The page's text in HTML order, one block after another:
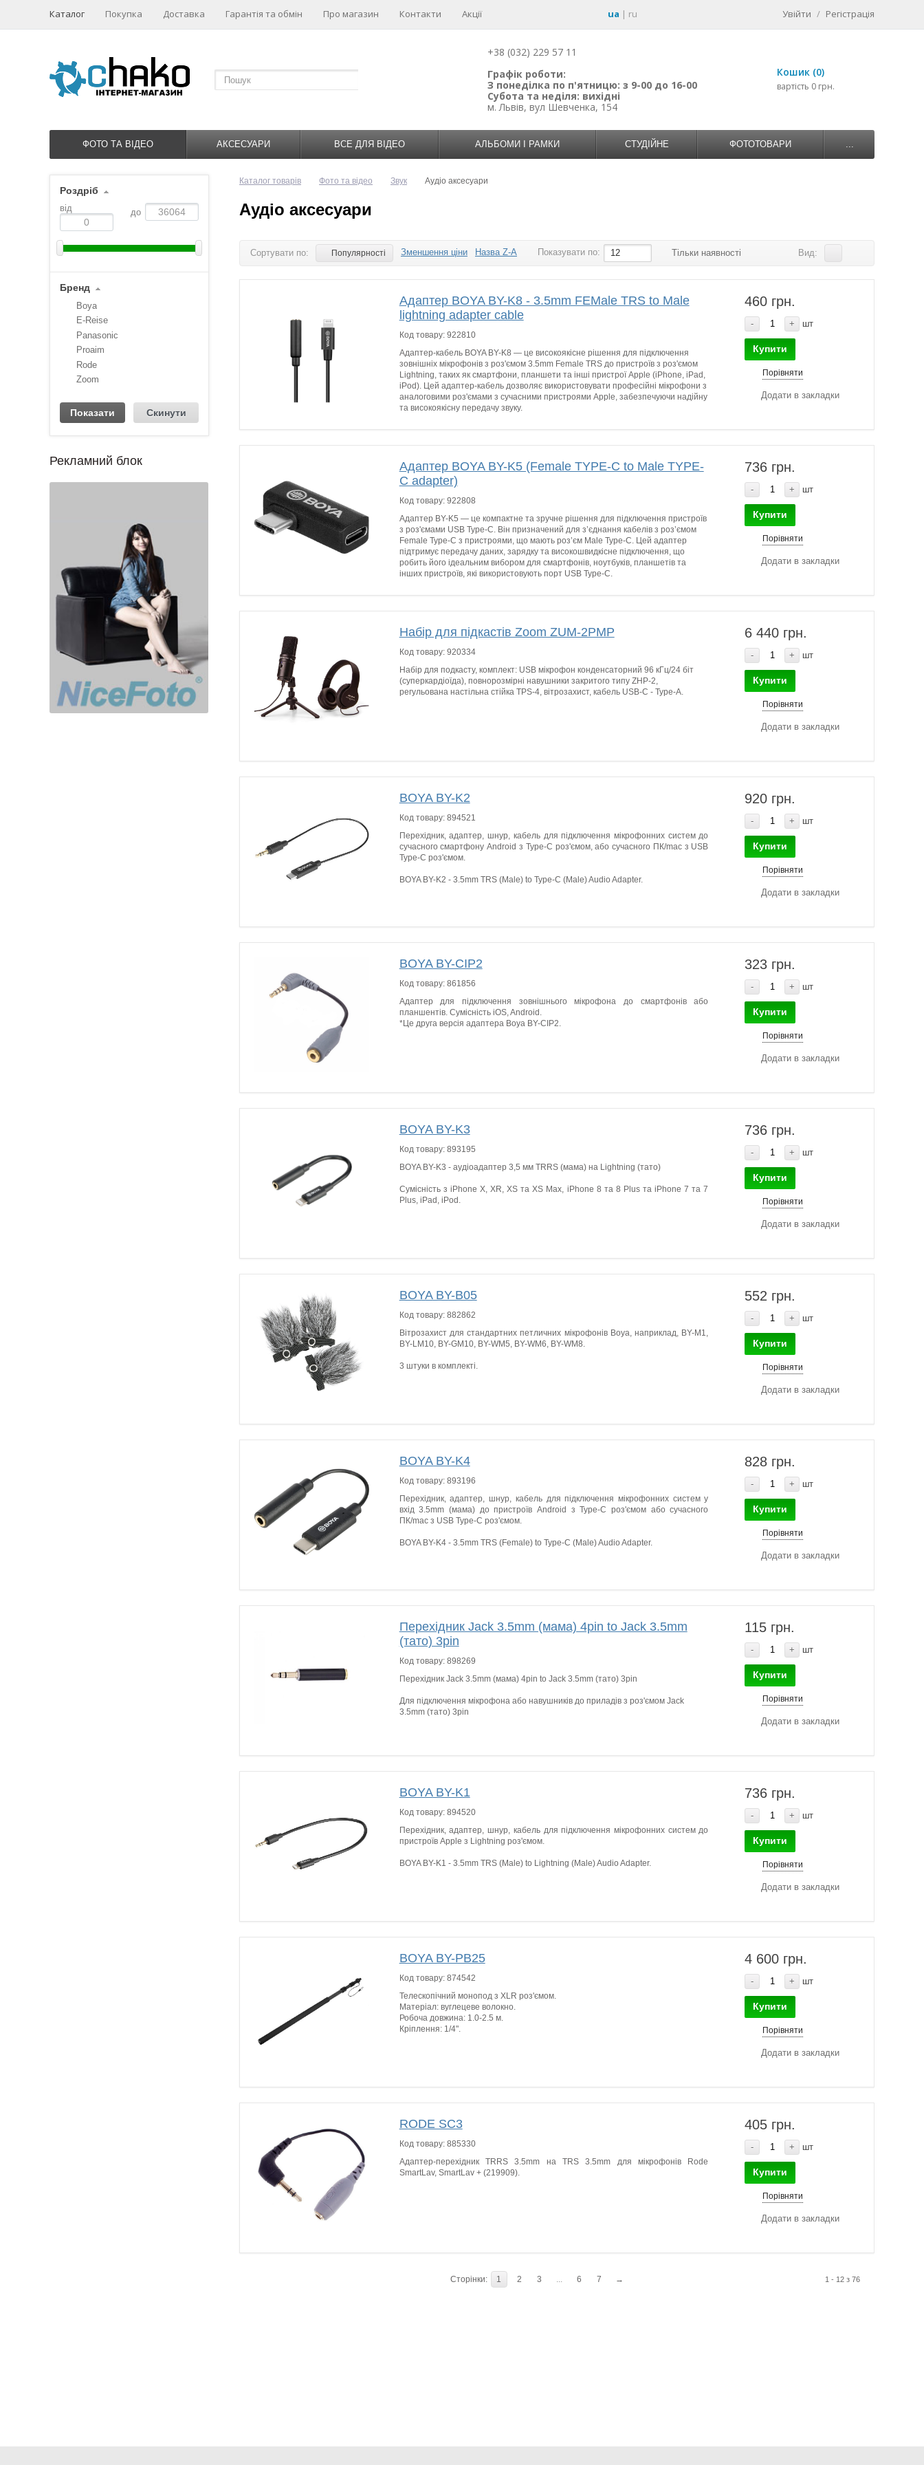
Каталог Покупка Доставка Гарантія та обмін Про магазин Контакти Акції ua | ru Увійти / Регістрація
+38 (032) 229 57 11
Графік роботи:
З понеділка по п'ятницю: з 9-00 до 16-00
Субота та неділя: вихідні
м. Львів, вул Шевченка, 154
Кошик (0)
вартість 0 грн.
ФОТО ТА ВІДЕО АКСЕСУАРИ ВСЕ ДЛЯ ВІДЕО АЛЬБОМИ І РАМКИ СТУДІЙНЕ ФОТОТОВАРИ ...
Роздріб
від до
Бренд
Boya
E-Reise
Panasonic
Proaim
Rode
Zoom
1 2 3 4
Рекламний блок
Каталог товарів Фото та відео Звук Аудіо аксесуари
Аудіо аксесуари
Сортувати по: Популярності Зменшення ціни Назва Z-A Показувати по: 12 Тільки наявності Вид:
Адаптер BOYA BY-K8 - 3.5mm FEMale TRS to Male
lightning adapter cable
Код товару: 922810
Адаптер-кабель BOYA BY-K8 — це високоякісне рішення для підключення
зовнішніх мікрофонів з роз'ємом 3.5mm Female TRS до пристроїв з роз'ємом
Lightning, таких як смартфони, планшети та інші пристрої Apple (iPhone, iPad,
iPod). Цей адаптер-кабель дозволяє використовувати професійні мікрофони з
аналоговими роз'ємами з сучасними пристроями Apple, забезпечуючи надійну
та високоякісну передачу звуку.
460 грн.
- + шт
Купити
Порівняти
Додати в закладки
Адаптер BOYA BY-K5 (Female TYPE-C to Male TYPE-
C adapter)
Код товару: 922808
Адаптер BY-K5 — це компактне та зручне рішення для підключення пристроїв
з роз'ємами USB Type-C. Він призначений для з’єднання кабелів з роз’ємом
Female Type-C з пристроями, що мають роз’єм Male Type-C. Цей адаптер
підтримує передачу даних, зарядку та високошвидкісне підключення, що
робить його ідеальним вибором для смартфонів, ноутбуків, планшетів та
інших пристроїв, які використовують порт USB Type-C.
736 грн.
- + шт
Купити
Порівняти
Додати в закладки
Набір для підкастів Zoom ZUM-2PMP
Код товару: 920334
Набір для подкасту, комплект: USB мікрофон конденсаторний 96 кГц/24 біт
(суперкардіоїда), повнорозмірні навушники закритого типу ZHP-2,
регульована настільна стійка TPS-4, вітрозахист, кабель USB-C - Type-A.
6 440 грн.
- + шт
Купити
Порівняти
Додати в закладки
BOYA BY-K2
Код товару: 894521
Перехідник, адаптер, шнур, кабель для підключення мікрофонних систем до
сучасного смартфону Android з Type-C роз'ємом, або сучасного ПК/mac з USB
Type-C роз'ємом.
BOYA BY-K2 - 3.5mm TRS (Male) to Type-C (Male) Audio Adapter.
920 грн.
- + шт
Купити
Порівняти
Додати в закладки
BOYA BY-CIP2
Код товару: 861856
Адаптер для підключення зовнішнього мікрофона до смартфонів або
планшентів. Сумісність iOS, Android.
*Це друга версія адаптера Boya BY-CIP2.
323 грн.
- + шт
Купити
Порівняти
Додати в закладки
BOYA BY-K3
Код товару: 893195
BOYA BY-K3 - аудіоадаптер 3,5 мм TRRS (мама) на Lightning (тато)
Сумісність з iPhone X, XR, XS та XS Max, iPhone 8 та 8 Plus та iPhone 7 та 7
Plus, iPad, iPod.
736 грн.
- + шт
Купити
Порівняти
Додати в закладки
BOYA BY-B05
Код товару: 882862
Вітрозахист для стандартних петличних мікрофонів Boya, наприклад, BY-M1,
BY-LM10, BY-GM10, BY-WM5, BY-WM6, BY-WM8.
3 штуки в комплекті.
552 грн.
- + шт
Купити
Порівняти
Додати в закладки
BOYA BY-K4
Код товару: 893196
Перехідник, адаптер, шнур, кабель для підключення мікрофонних систем у
вхід 3.5mm (мама) до пристроїв Android з Type-C роз'ємом або сучасного
ПК/mac з USB Type-C роз'ємом.
BOYA BY-K4 - 3.5mm TRS (Female) to Type-C (Male) Audio Adapter.
828 грн.
- + шт
Купити
Порівняти
Додати в закладки
Перехідник Jack 3.5mm (мама) 4pin to Jack 3.5mm
(тато) 3pin
Код товару: 898269
Перехідник Jack 3.5mm (мама) 4pin to Jack 3.5mm (тато) 3pin
Для підключення мікрофона або навушників до приладів з роз'ємом Jack
3.5mm (тато) 3pin
115 грн.
- + шт
Купити
Порівняти
Додати в закладки
BOYA BY-K1
Код товару: 894520
Перехідник, адаптер, шнур, кабель для підключення мікрофонних систем до
пристроїв Apple з Lightning роз'ємом.
BOYA BY-K1 - 3.5mm TRS (Male) to Lightning (Male) Audio Adapter.
736 грн.
- + шт
Купити
Порівняти
Додати в закладки
BOYA BY-PB25
Код товару: 874542
Телескопічний монопод з XLR роз'ємом.
Матеріал: вуглецеве волокно.
Робоча довжина: 1.0-2.5 м.
Кріплення: 1/4".
4 600 грн.
- + шт
Купити
Порівняти
Додати в закладки
RODE SC3
Код товару: 885330
Адаптер-перехідник TRRS 3.5mm на TRS 3.5mm для мікрофонів Rode
SmartLav, SmartLav + (219909).
405 грн.
- + шт
Купити
Порівняти
Додати в закладки
1 - 12 з 76
Сторінки: 1 2 3 ... 6 7 →